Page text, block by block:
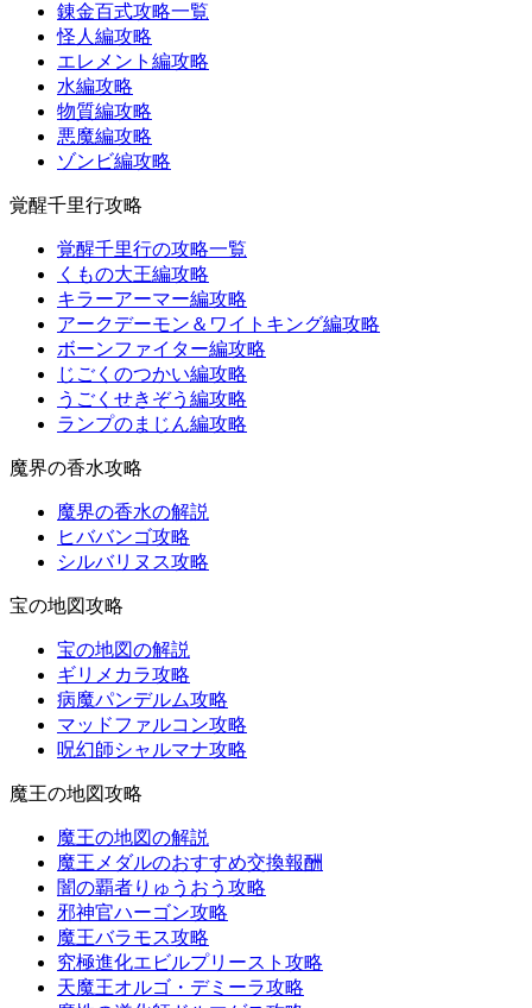
錬金百式攻略一覧
怪人編攻略
エレメント編攻略
水編攻略
物質編攻略
悪魔編攻略
ゾンビ編攻略
覚醒千里行攻略
覚醒千里行の攻略一覧
くもの大王編攻略
キラーアーマー編攻略
アークデーモン＆ワイトキング編攻略
ボーンファイター編攻略
じごくのつかい編攻略
うごくせきぞう編攻略
ランプのまじん編攻略
魔界の香水攻略
魔界の香水の解説
ヒババンゴ攻略
シルバリヌス攻略
宝の地図攻略
宝の地図の解説
ギリメカラ攻略
病魔パンデルム攻略
マッドファルコン攻略
呪幻師シャルマナ攻略
魔王の地図攻略
魔王の地図の解説
魔王メダルのおすすめ交換報酬
闇の覇者りゅうおう攻略
邪神官ハーゴン攻略
魔王バラモス攻略
究極進化エビルプリースト攻略
天魔王オルゴ・デミーラ攻略